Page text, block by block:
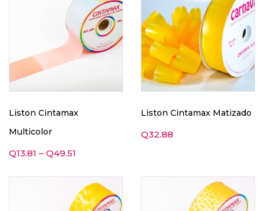
Liston Cintamax
Multicolor
Q13.81 – Q49.51
Liston Cintamax Matizado
Q32.88